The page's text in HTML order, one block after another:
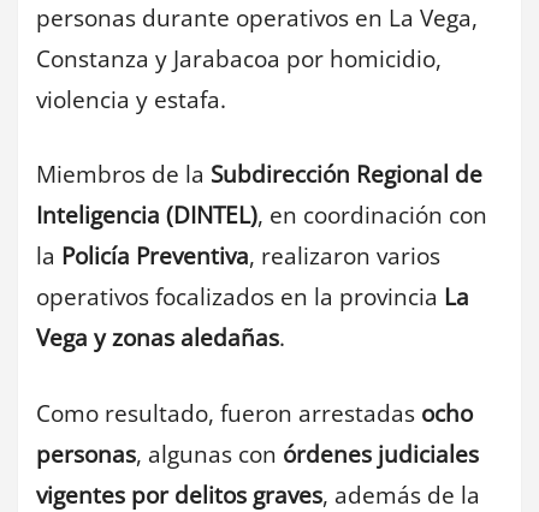
personas durante operativos en La Vega,
Constanza y Jarabacoa por homicidio,
violencia y estafa.
Miembros de la Subdirección Regional de
Inteligencia (DINTEL), en coordinación con
la Policía Preventiva, realizaron varios
operativos focalizados en la provincia La
Vega y zonas aledañas.
Como resultado, fueron arrestadas ocho
personas, algunas con órdenes judiciales
vigentes por delitos graves, además de la